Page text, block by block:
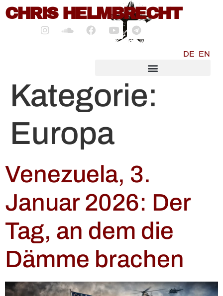
springen
CHRIS HELMBRECHT
DE EN
Kategorie:
Europa
Venezuela, 3.
Januar 2026: Der
Tag, an dem die
Dämme brachen